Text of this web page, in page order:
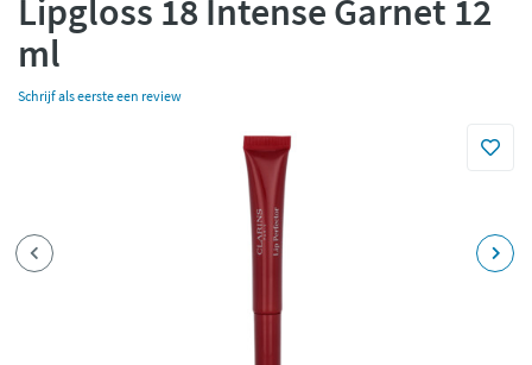
Lipgloss 18 Intense Garnet 12
ml
Schrijf als eerste een review